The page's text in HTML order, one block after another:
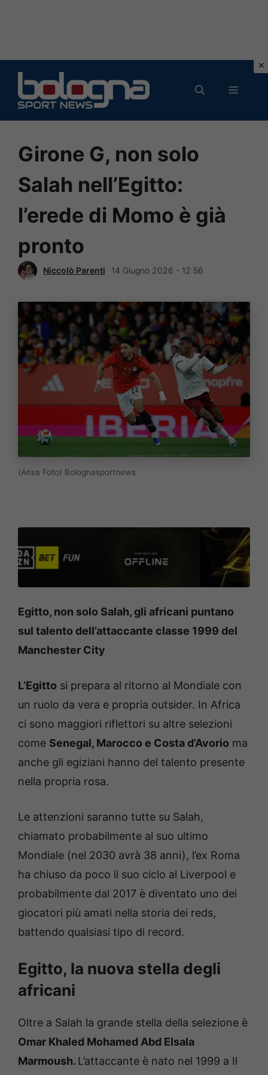
contenuto
MENU
Girone G, non solo
Salah nell’Egitto:
l’erede di Momo è già
pronto
Niccolò Parenti 14 Giugno 2026 - 12:56
(Ansa Foto) Bolognasportnews
Egitto, non solo Salah, gli africani puntano
sul talento dell’attaccante classe 1999 del
Manchester City
L’Egitto si prepara al ritorno al Mondiale con
un ruolo da vera e propria outsider. In Africa
ci sono maggiori riflettori su altre selezioni
come Senegal, Marocco e Costa d’Avorio ma
anche gli egiziani hanno del talento presente
nella propria rosa.
Le attenzioni saranno tutte su Salah,
chiamato probabilmente al suo ultimo
Mondiale (nel 2030 avrà 38 anni), l’ex Roma
ha chiuso da poco il suo ciclo al Liverpool e
probabilmente dal 2017 è diventato uno dei
giocatori più amati nella storia dei reds,
battendo qualsiasi tipo di record.
Egitto, la nuova stella degli
africani
Oltre a Salah la grande stella della selezione è
Omar Khaled Mohamed Abd Elsala
Marmoush. L’attaccante è nato nel 1999 a Il